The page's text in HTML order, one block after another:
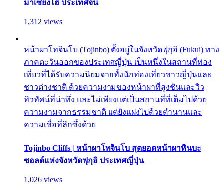
มาเซี่ยงไฮ้ ประเทศจีน
1,312 views
หน้าผาโทจินโบ (Tojinbo) ตั้งอยู่ในจังหวัดฟุกุอิ (Fukui) ทาง
ภาคตะวันออกของประเทศญี่ปุ่น เป็นหนึ่งในสถานที่ท่อง
เที่ยวที่ได้รับความนิยมจากทั้งนักท่องเที่ยวชาวญี่ปุ่นและ
ชาวต่างชาติ ด้วยความงามของหน้าผาที่สูงชันและวิว
ทิวทัศน์ที่น่าทึ่ง และไม่เพียงแต่เป็นสถานที่ที่เต็มไปด้วย
ความงามจากธรรมชาติ แต่ยังแฝงไปด้วยตำนานและ
ความเชื่อที่ลึกซึ้งด้วย
Tojinbo Cliffs | หน้าผาโทจินโบ สุดยอดหน้าผาหินบะ
ซอลต์แห่งจังหวัดฟุกุอิ ประเทศญี่ปุ่น
1,026 views